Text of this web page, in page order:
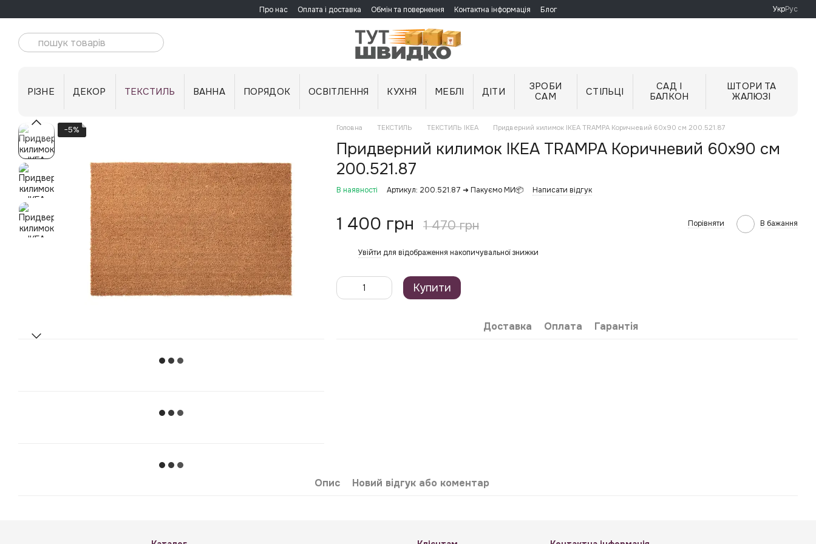
Про нас Оплата і доставка Обмін та повернення Контактна інформація Блог УкрРус
РІЗНЕ ДЕКОР ТЕКСТИЛЬ ВАННА ПОРЯДОК ОСВІТЛЕННЯ КУХНЯ МЕБЛІ ДІТИ
ЗРОБИ
САМ
СТІЛЬЦІ
САД І
БАЛКОН
ШТОРИ ТА
ЖАЛЮЗІ
−5% Головна ТЕКСТИЛЬ ТЕКСТИЛЬ IKEA Придверний килимок IKEA TRAMPA Коричневий 60x90 см 200.521.87
Придверний килимок IKEA TRAMPA Коричневий 60x90 см
200.521.87
В наявності Артикул: 200.521.87 ➜ Пакуємо МИ📦 Написати відгук
1 400 грн 1 470 грн Порівняти В бажання
Увійти для відображення накопичувальної знижки
Купити
Доставка Оплата Гарантія
Опис Новий відгук або коментар